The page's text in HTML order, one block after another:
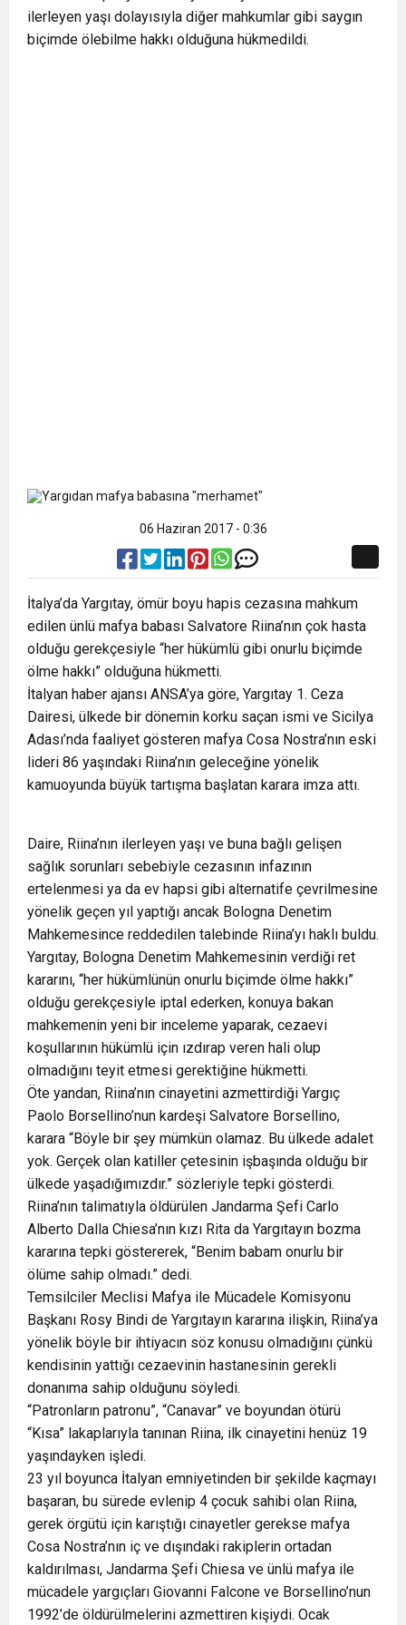
ilerleyen yaşı dolayısıyla diğer mahkumlar gibi saygın
biçimde ölebilme hakkı olduğuna hükmedildi.
06 Haziran 2017 - 0:36
İtalya’da Yargıtay, ömür boyu hapis cezasına mahkum
edilen ünlü mafya babası Salvatore Riina’nın çok hasta
olduğu gerekçesiyle “her hükümlü gibi onurlu biçimde
ölme hakkı” olduğuna hükmetti.
İtalyan haber ajansı ANSA’ya göre, Yargıtay 1. Ceza
Dairesi, ülkede bir dönemin korku saçan ismi ve Sicilya
Adası’nda faaliyet gösteren mafya Cosa Nostra’nın eski
lideri 86 yaşındaki Riina’nın geleceğine yönelik
kamuoyunda büyük tartışma başlatan karara imza attı.
Daire, Riina’nın ilerleyen yaşı ve buna bağlı gelişen
sağlık sorunları sebebiyle cezasının infazının
ertelenmesi ya da ev hapsi gibi alternatife çevrilmesine
yönelik geçen yıl yaptığı ancak Bologna Denetim
Mahkemesince reddedilen talebinde Riina’yı haklı buldu.
Yargıtay, Bologna Denetim Mahkemesinin verdiği ret
kararını, “her hükümlünün onurlu biçimde ölme hakkı”
olduğu gerekçesiyle iptal ederken, konuya bakan
mahkemenin yeni bir inceleme yaparak, cezaevi
koşullarının hükümlü için ızdırap veren hali olup
olmadığını teyit etmesi gerektiğine hükmetti.
Öte yandan, Riina’nın cinayetini azmettirdiği Yargıç
Paolo Borsellino’nun kardeşi Salvatore Borsellino,
karara “Böyle bir şey mümkün olamaz. Bu ülkede adalet
yok. Gerçek olan katiller çetesinin işbaşında olduğu bir
ülkede yaşadığımızdır.” sözleriyle tepki gösterdi.
Riina’nın talimatıyla öldürülen Jandarma Şefi Carlo
Alberto Dalla Chiesa’nın kızı Rita da Yargıtayın bozma
kararına tepki göstererek, “Benim babam onurlu bir
ölüme sahip olmadı.” dedi.
Temsilciler Meclisi Mafya ile Mücadele Komisyonu
Başkanı Rosy Bindi de Yargıtayın kararına ilişkin, Riina’ya
yönelik böyle bir ihtiyacın söz konusu olmadığını çünkü
kendisinin yattığı cezaevinin hastanesinin gerekli
donanıma sahip olduğunu söyledi.
“Patronların patronu”, “Canavar” ve boyundan ötürü
“Kısa” lakaplarıyla tanınan Riina, ilk cinayetini henüz 19
yaşındayken işledi.
23 yıl boyunca İtalyan emniyetinden bir şekilde kaçmayı
başaran, bu sürede evlenip 4 çocuk sahibi olan Riina,
gerek örgütü için karıştığı cinayetler gerekse mafya
Cosa Nostra’nın iç ve dışındaki rakiplerin ortadan
kaldırılması, Jandarma Şefi Chiesa ve ünlü mafya ile
mücadele yargıçları Giovanni Falcone ve Borsellino’nun
1992’de öldürülmelerini azmettiren kişiydi. Ocak